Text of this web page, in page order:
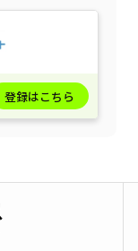
登録はこちら